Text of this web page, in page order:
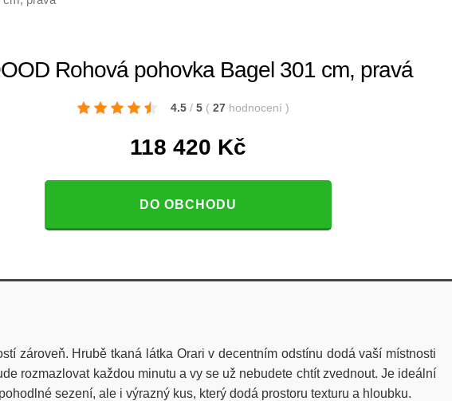
Rohová pohovka Bagel 301 cm, pravá
4.5 / 5 ( 27 hodnocení )
118 420 Kč
DO OBCHODU
zároveň. Hrubě tkaná látka Orari v decentním odstínu dodá vaší místnosti
rozmazlovat každou minutu a vy se už nebudete chtít zvednout. Je ideální
sezení, ale i výrazný kus, který dodá prostoru texturu a hloubku.